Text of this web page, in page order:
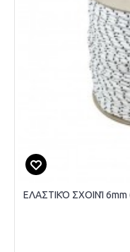
ΕΛΑΣΤΙΚΌ ΣΧΟΙΝΊ